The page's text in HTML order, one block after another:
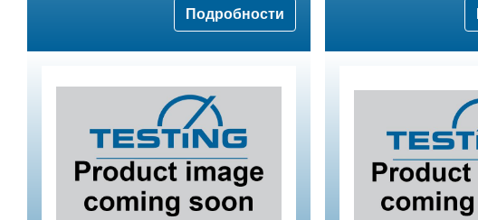
Подробности